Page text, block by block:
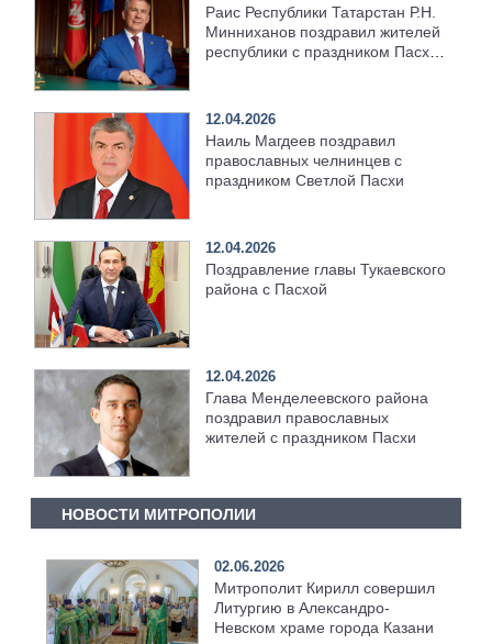
Раис Республики Татарстан Р.Н.
Минниханов поздравил жителей
республики с праздником Пасхи
12.04.2026
Наиль Магдеев поздравил
православных челнинцев с
праздником Светлой Пасхи
12.04.2026
Поздравление главы Тукаевского
района с Пасхой
12.04.2026
Глава Менделеевского района
поздравил православных
жителей с праздником Пасхи
НОВОСТИ МИТРОПОЛИИ
02.06.2026
Митрополит Кирилл совершил
Литургию в Александро-
Невском храме города Казани